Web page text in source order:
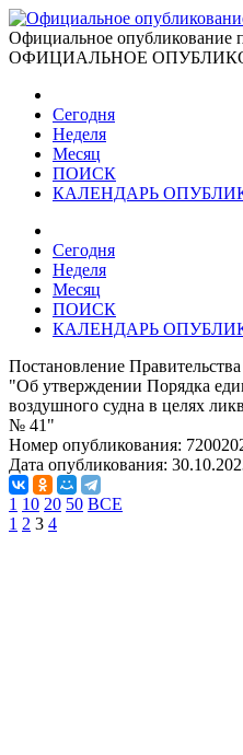
Официальное опубликование
ОФИЦИАЛЬНОЕ
Сегодня
Неделя
Месяц
ПОИСК
КАЛЕНДАРЬ
Сегодня
Неделя
Месяц
ПОИСК
КАЛЕНДАРЬ
Постановление
"Об утверждении Порядка
воздушного судна в целях
№ 41"
Номер опубликования:
Дата опубликования:
1 10 20 50 ВСЕ
1 2 3 4